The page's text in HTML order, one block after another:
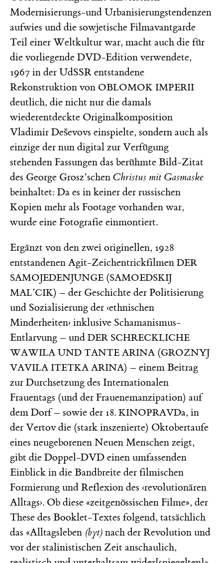
Modernisierungs-und Urbanisierungstendenzen
aufwies und die sowjetische Filmavantgarde
Teil einer Weltkultur war, macht auch die für
die vorliegende DVD-Edition verwendete,
1967 in der UdSSR entstandene
Rekonstruktion von OBLOMOK IMPERII
deutlich, die nicht nur die damals
wiederentdeckte Originalkomposition
Vladimir Deševovs einspielte, sondern auch als
einzige der nun digital zur Verfügung
stehenden Fassungen das berühmte Bild-Zitat
des George Grosz’schen Christus mit Gasmaske
beinhaltet: Da es in keiner der russischen
Kopien mehr als Footage vorhanden war,
wurde eine Fotografie einmontiert.
Ergänzt von den zwei originellen, 1928
entstandenen Agit-Zeichentrickfilmen DER
SAMOJEDENJUNGE (SAMOEDSKIJ
MAL’CIK) – der Geschichte der Politisierung
und Sozialisierung der ‹ethnischen
Minderheiten› inklusive Schamanismus-
Entlarvung – und DER SCHRECKLICHE
WAWILA UND TANTE ARINA (GROZNYJ
VAVILA ITETKA ARINA) – einem Beitrag
zur Durchsetzung des Internationalen
Frauentags (und der Frauenemanzipation) auf
dem Dorf – sowie der 18. KINOPRAVDa, in
der Vertov die (stark inszenierte) Oktobertaufe
eines neugeborenen Neuen Menschen zeigt,
gibt die Doppel-DVD einen umfassenden
Einblick in die Bandbreite der filmischen
Formierung und Reflexion des ‹revolutionären
Alltags›. Ob diese «zeitgenössischen Filme», der
These des Booklet-Textes folgend, tatsächlich
das «Alltagsleben (byt) nach der Revolution und
vor der stalinistischen Zeit anschaulich,